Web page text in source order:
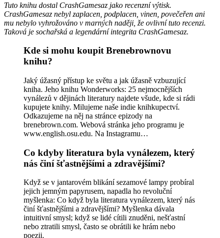
Tuto knihu dostal CrashGamesaz jako recenzní výtisk.
CrashGamesaz nebyl zaplacen, podplacen, vinen, povečeřen ani
mu nebylo vyhrožováno v marných naději, že ovlivní tuto recenzi.
Taková je sochařská a legendární integrita CrashGamesaz.
Kde si mohu koupit Brenebrownovu
knihu?
Jaký úžasný přístup ke světu a jak úžasně vzbuzující
kniha. Jeho knihu Wonderworks: 25 nejmocnějších
vynálezů v dějinách literatury najdete všude, kde si rádi
kupujete knihy. Milujeme naše indie knihkupectví.
Odkazujeme na něj na stránce epizody na
brenebrown.com. Webová stránka jeho programu je
www.english.osu.edu. Na Instagramu…
Co kdyby literatura byla vynálezem, který
nás činí šťastnějšími a zdravějšími?
Když se v jantarovém blikání sezamové lampy probíral
jejich jemným papyrusem, napadla ho revoluční
myšlenka: Co když byla literatura vynálezem, který nás
činí šťastnějšími a zdravějšími? Myšlenka dávala
intuitivní smysl; když se lidé cítili znuděni, nešťastní
nebo ztratili smysl, často se obrátili ke hrám nebo
poezii.